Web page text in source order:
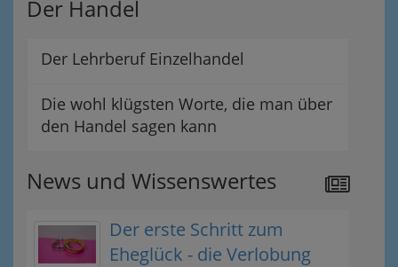
Der Handel
Der Lehrberuf Einzelhandel
Die wohl klügsten Worte, die man über
den Handel sagen kann
News und Wissenswertes
Der erste Schritt zum
Eheglück - die Verlobung